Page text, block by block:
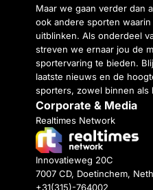
Maar we gaan verder dan
ook andere sporten
uitblinken. Als onderdeel
streven we ernaar jou de
sportervaring te bieden.
laatste nieuws en de
sporters, zowel binnen als
Corporate & Media
Realtimes Network
Innovatieweg 20C
7007 CD, Doetinchem,
+31(315)-764002